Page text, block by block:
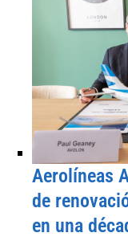
Aerolíneas
de
en una